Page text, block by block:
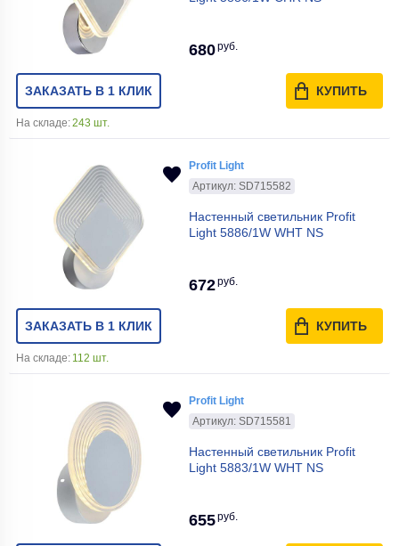
680руб.
ЗАКАЗАТЬ В 1 КЛИК КУПИТЬ
На складе:243 шт.
Profit Light
Артикул: SD715582
Настенный светильник Profit
Light 5886/1W WHT NS
672руб.
ЗАКАЗАТЬ В 1 КЛИК КУПИТЬ
На складе: 112 шт.
Profit Light
Артикул: SD715581
Настенный светильник Profit
Light 5883/1W WHT NS
655руб.